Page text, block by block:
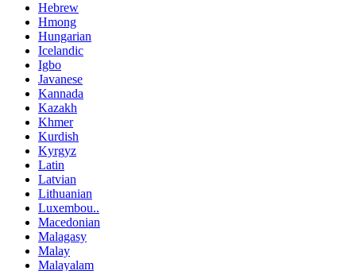
Hebrew
Hmong
Hungarian
Icelandic
Igbo
Javanese
Kannada
Kazakh
Khmer
Kurdish
Kyrgyz
Latin
Latvian
Lithuanian
Luxembou..
Macedonian
Malagasy
Malay
Malayalam